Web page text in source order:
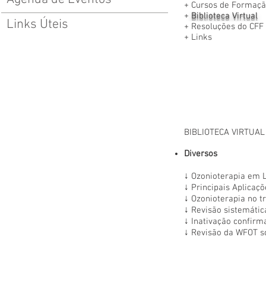
Links Úteis
+ Cursos de
+ Biblioteca Virtual
+ Resoluções do
+ Links
BIBLIOTECA VIRTUAL
Diversos
↓ Ozonioterapia em
↓ Principais
↓ Ozonioterapia no
↓ Revisão
↓ Inativação
↓ Revisão da WFOT